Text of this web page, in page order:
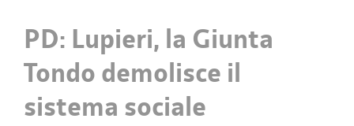
PD: Lupieri, la Giunta
Tondo demolisce il
sistema sociale